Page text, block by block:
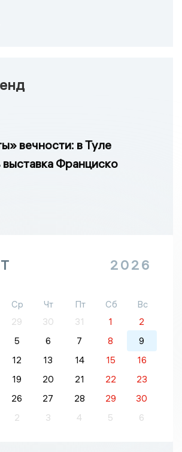
вечности: в Туле
Франциско
2026
Ср Чт Пт Сб
Вс
29 30 31 1
2
5 6 7 8
9
12 13 14 15
16
19 20 21 22
23
26 27 28 29
30
2 3 4 5 6